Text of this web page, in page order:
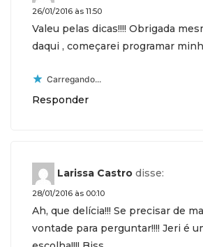
26/01/2016 às 11:50
Valeu pelas dicas!!!! Obrigada
daqui , começarei programar
Carregando...
Responder
Larissa Castro disse:
28/01/2016 às 00:10
Ah, que delícia!!! Se precisar de
vontade para perguntar!!!! Jeri é